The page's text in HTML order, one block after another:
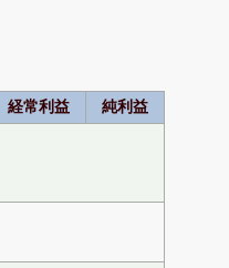
経常利益 純利益